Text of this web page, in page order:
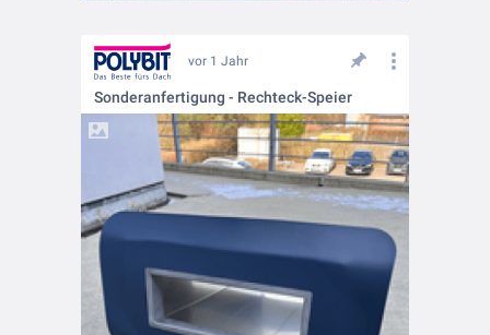
vor 1 Jahr
Sonderanfertigung - Rechteck-Speier